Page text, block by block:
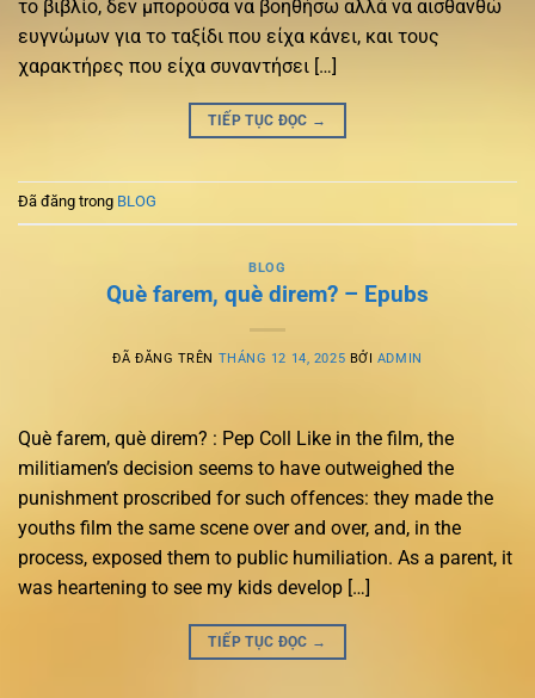
το βιβλίο, δεν μπορούσα να βοηθήσω αλλά να αισθανθώ
ευγνώμων για το ταξίδι που είχα κάνει, και τους
χαρακτήρες που είχα συναντήσει […]
TIẾP TỤC ĐỌC →
Đã đăng trong BLOG
BLOG
Què farem, què direm? – Epubs
ĐÃ ĐĂNG TRÊN THÁNG 12 14, 2025 BỞI ADMIN
Què farem, què direm? : Pep Coll Like in the film, the
militiamen’s decision seems to have outweighed the
punishment proscribed for such offences: they made the
youths film the same scene over and over, and, in the
process, exposed them to public humiliation. As a parent, it
was heartening to see my kids develop […]
TIẾP TỤC ĐỌC →